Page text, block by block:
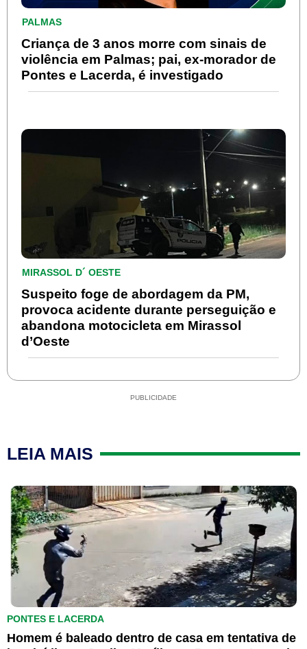
PALMAS
Criança de 3 anos morre com sinais de
violência em Palmas; pai, ex-morador de
Pontes e Lacerda, é investigado
MIRASSOL D´ OESTE
Suspeito foge de abordagem da PM,
provoca acidente durante perseguição e
abandona motocicleta em Mirassol
d’Oeste
PUBLICIDADE
LEIA MAIS
PONTES E LACERDA
Homem é baleado dentro de casa em tentativa de